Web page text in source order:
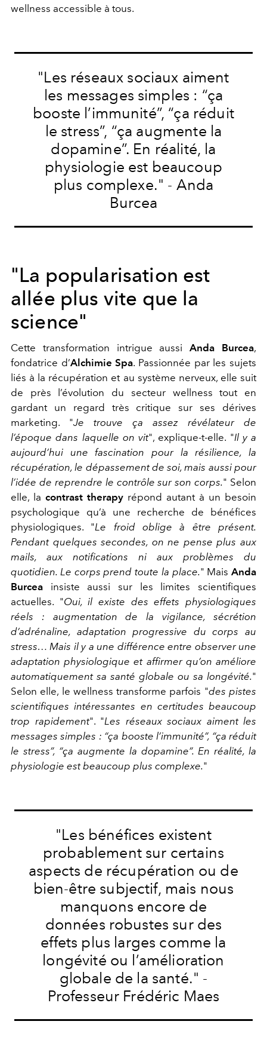
wellness accessible à tous.
"Les réseaux sociaux aiment
les messages simples : “ça
booste l’immunité”, “ça réduit
le stress”, “ça augmente la
dopamine”. En réalité, la
physiologie est beaucoup
plus complexe." - Anda
Burcea
"La popularisation est
allée plus vite que la
science"
Cette transformation intrigue aussiAnda Burcea,
fondatrice d’Alchimie Spa. Passionnée par les sujets
liés à la récupération et au système nerveux, elle suit
de près l’évolution du secteur wellness tout en
gardant un regard très critique sur ses dérives
marketing. "Je trouve ça assez révélateur de
l’époque dans laquelle on vit", explique-t-elle. "Il y a
aujourd’hui une fascination pour la résilience, la
récupération, le dépassement de soi, mais aussi pour
l’idée de reprendre le contrôle sur son corps." Selon
elle, la contrast therapy répond autant à un besoin
psychologique qu’à une recherche de bénéfices
physiologiques. "Le froid oblige à être présent.
Pendant quelques secondes, on ne pense plus aux
mails, aux notifications ni aux problèmes du
quotidien. Le corps prend toute la place." Mais Anda
Burcea insiste aussi sur les limites scientifiques
actuelles. "Oui, il existe des effets physiologiques
réels : augmentation de la vigilance, sécrétion
d’adrénaline, adaptation progressive du corps au
stress… Mais il y a une différence entre observer une
adaptation physiologique et affirmer qu’on améliore
automatiquement sa santé globale ou sa longévité."
Selon elle, le wellness transforme parfois "des pistes
scientifiques intéressantes en certitudes beaucoup
trop rapidement". "Les réseaux sociaux aiment les
messages simples : “ça booste l’immunité”, “ça réduit
le stress”, “ça augmente la dopamine”. En réalité, la
physiologie est beaucoup plus complexe."
"Les bénéfices existent
probablement sur certains
aspects de récupération ou de
bien-être subjectif, mais nous
manquons encore de
données robustes sur des
effets plus larges comme la
longévité ou l’amélioration
globale de la santé." -
Professeur Frédéric Maes